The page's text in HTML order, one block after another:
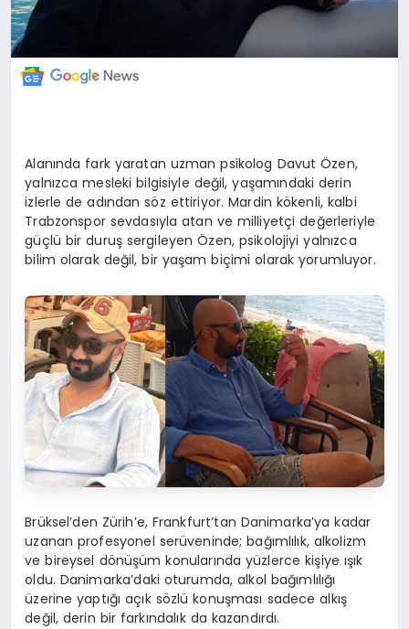
Alanında fark yaratan uzman psikolog Davut Özen,
yalnızca mesleki bilgisiyle değil, yaşamındaki derin
izlerle de adından söz ettiriyor. Mardin kökenli, kalbi
Trabzonspor sevdasıyla atan ve milliyetçi değerleriyle
güçlü bir duruş sergileyen Özen, psikolojiyi yalnızca
bilim olarak değil, bir yaşam biçimi olarak yorumluyor.
Brüksel’den Zürih’e, Frankfurt’tan Danimarka’ya kadar
uzanan profesyonel serüveninde; bağımlılık, alkolizm
ve bireysel dönüşüm konularında yüzlerce kişiye ışık
oldu. Danimarka’daki oturumda, alkol bağımlılığı
üzerine yaptığı açık sözlü konuşması sadece alkış
değil, derin bir farkındalık da kazandırdı.